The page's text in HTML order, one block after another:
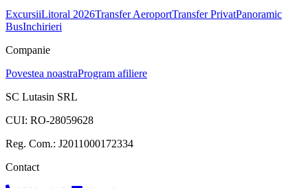
ExcursiiLitoral 2026Transfer AeroportTransfer PrivatPanoramic
BusInchirieri
Companie
Povestea noastraProgram afiliere
SC Lutasin SRL
CUI: RO-28059628
Reg. Com.: J2011000172334
Contact